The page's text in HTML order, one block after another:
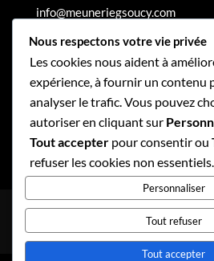
info@meuneriegsoucy.com
Politique de
Politique de
Nous respectons votre vie privée
Les cookies nous aident à
expérience, à fournir un contenu
analyser le trafic. Vous pouvez
autoriser en cliquant sur
Tout accepter pour consentir ou
refuser les cookies non essentiels.
Personnaliser
Tout refuser
Tout accepter